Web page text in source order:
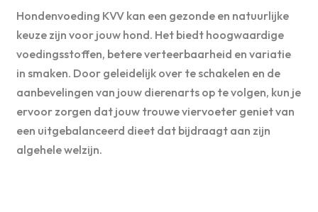
Hondenvoeding KVV kan een gezonde en natuurlijke
keuze zijn voor jouw hond. Het biedt hoogwaardige
voedingsstoffen, betere verteerbaarheid en variatie
in smaken. Door geleidelijk over te schakelen en de
aanbevelingen van jouw dierenarts op te volgen, kun je
ervoor zorgen dat jouw trouwe viervoeter geniet van
een uitgebalanceerd dieet dat bijdraagt aan zijn
algehele welzijn.